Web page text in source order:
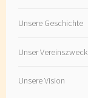
Unsere Geschichte
Unser Vereinszweck
Unsere Vision